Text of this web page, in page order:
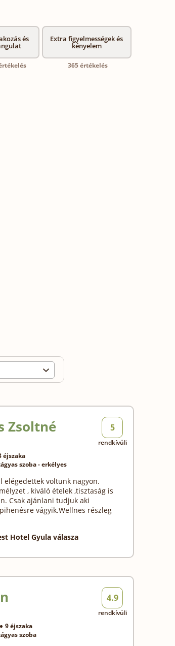
és Extra figyelmességek és
kényelem
365 értékelés
Zsoltné
éjszaka
szoba - erkélyes
elégedettek voltunk nagyon.
, kiváló ételek ,tisztaság is
Csak ajánlani tudjuk aki
vágyik.Wellnes részleg
Hotel Gyula válasza
5
rendkívüli
9 éjszaka
szoba
4.9
rendkívüli